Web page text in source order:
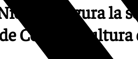
Nieto inaugura la
de